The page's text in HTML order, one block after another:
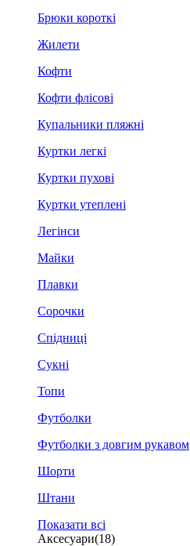
Брюки короткі
Жилети
Кофти
Кофти флісові
Купальники пляжні
Куртки легкі
Куртки пухові
Куртки утеплені
Легінси
Майки
Плавки
Сорочки
Спідниці
Сукні
Топи
Футболки
Футболки з довгим рукавом
Шорти
Штани
Показати всі
Аксесуари(18)